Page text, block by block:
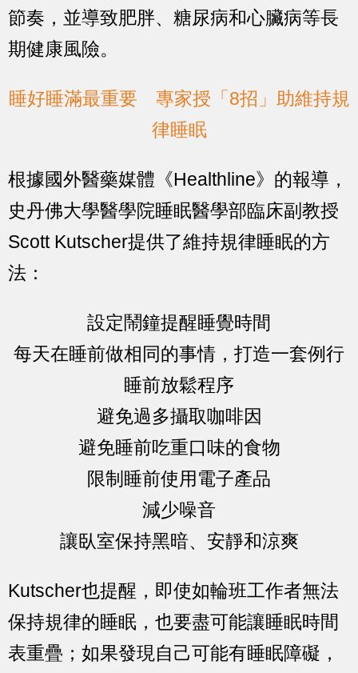
節奏，並導致肥胖、糖尿病和心臟病等長
期健康風險。
睡好睡滿最重要 專家授「8招」助維持規
律睡眠
根據國外醫藥媒體《Healthline》的報導，
史丹佛大學醫學院睡眠醫學部臨床副教授
Scott Kutscher提供了維持規律睡眠的方
法：
設定鬧鐘提醒睡覺時間
每天在睡前做相同的事情，打造一套例行
睡前放鬆程序
避免過多攝取咖啡因
避免睡前吃重口味的食物
限制睡前使用電子產品
減少噪音
讓臥室保持黑暗、安靜和涼爽
Kutscher也提醒，即使如輪班工作者無法
保持規律的睡眠，也要盡可能讓睡眠時間
表重疊；如果發現自己可能有睡眠障礙，